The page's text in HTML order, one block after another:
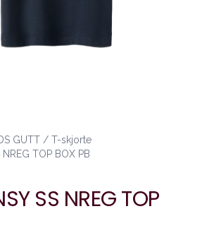
GUTT / T-skjorte
NREG TOP BOX PB
SS NREG TOP